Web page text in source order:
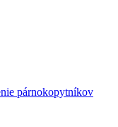
párnokopytníkov